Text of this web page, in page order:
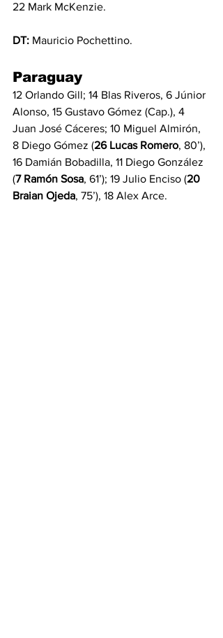
22 Mark McKenzie.
DT: Mauricio Pochettino.
Paraguay
12 Orlando Gill; 14 Blas Riveros, 6 Júnior
Alonso, 15 Gustavo Gómez (Cap.), 4
Juan José Cáceres; 10 Miguel Almirón,
8 Diego Gómez (26 Lucas Romero, 80’),
16 Damián Bobadilla, 11 Diego González
(7 Ramón Sosa, 61’); 19 Julio Enciso (20
Braian Ojeda, 75’), 18 Alex Arce.